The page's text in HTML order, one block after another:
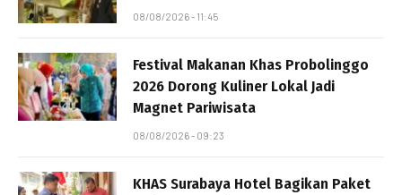
08/08/2026 - 11:45
Festival Makanan Khas Probolinggo
2026 Dorong Kuliner Lokal Jadi
Magnet Pariwisata
08/08/2026 - 09:23
KHAS Surabaya Hotel Bagikan Paket